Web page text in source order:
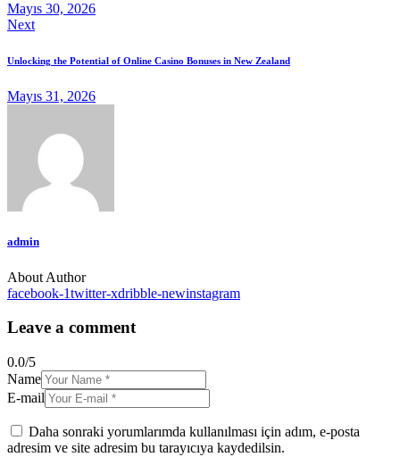
Mayıs 30, 2026
Next
Unlocking the Potential of Online Casino Bonuses in New Zealand
Mayıs 31, 2026
admin
About Author
facebook-1twitter-xdribble-newinstagram
Leave a comment
0.0/5
Name
E-mail
Daha sonraki yorumlarımda kullanılması için adım, e-posta
adresim ve site adresim bu tarayıcıya kaydedilsin.